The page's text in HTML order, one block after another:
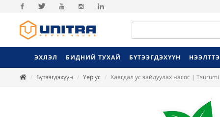
Facebook
ЭХЛЭЛ БИДНИЙ ТУХАЙ БҮТЭЭГДЭХҮҮН
Бүтээгдэхүүн Үер ус Хаягдал ус зайлуулах насос |